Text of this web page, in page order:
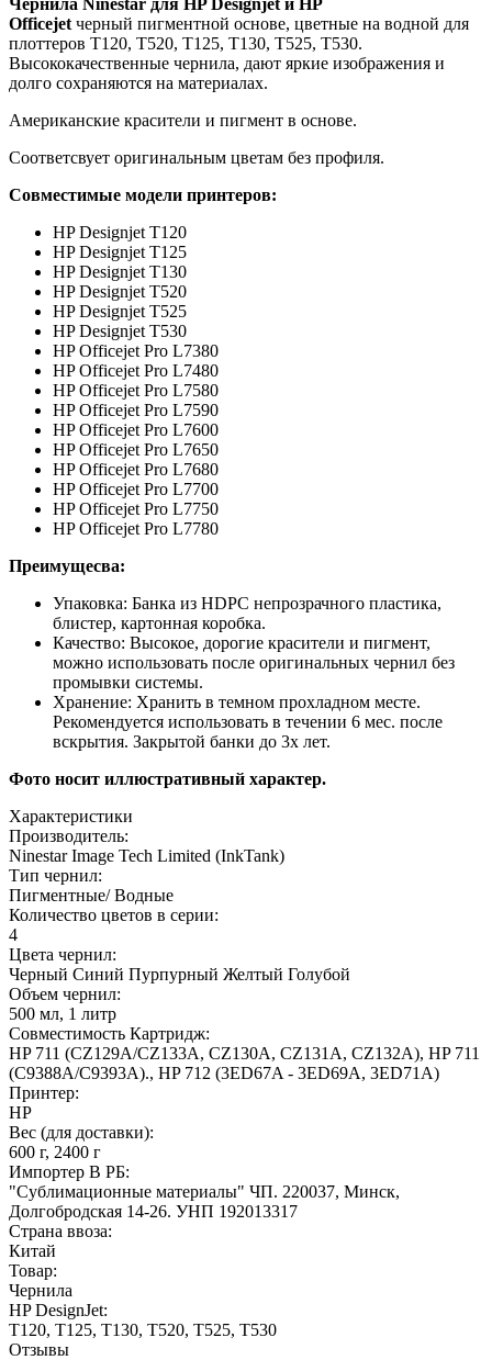
Officejet черный пигментной основе, цветные на водной для
плоттеров T120, T520, T125, T130, T525, T530.
Высококачественные чернила, дают яркие изображения и
долго сохраняются на материалах.
Американские красители и пигмент в основе.
Соответсвует оригинальным цветам без профиля.
Совместимые модели принтеров:
HP Designjet T120
HP Designjet T125
HP Designjet T130
HP Designjet T520
HP Designjet T525
HP Designjet T530
HP Officejet Pro L7380
HP Officejet Pro L7480
HP Officejet Pro L7580
HP Officejet Pro L7590
HP Officejet Pro L7600
HP Officejet Pro L7650
HP Officejet Pro L7680
HP Officejet Pro L7700
HP Officejet Pro L7750
HP Officejet Pro L7780
Преимущесва:
Упаковка: Банка из HDPC непрозрачного пластика,
блистер, картонная коробка.
Качество: Высокое, дорогие красители и пигмент,
можно использовать после оригинальных чернил без
промывки системы.
Хранение: Хранить в темном прохладном месте.
Рекомендуется использовать в течении 6 мес. после
вскрытия. Закрытой банки до 3х лет.
Фото носит иллюстративный характер.
Характеристики
Производитель:
Ninestar Image Tech Limited (InkTank)
Тип чернил:
Пигментные/ Водные
Количество цветов в серии:
4
Цвета чернил:
Черный Синий Пурпурный Желтый Голубой
Объем чернил:
500 мл, 1 литр
Совместимость Картридж:
HP 711 (CZ129A/CZ133A, CZ130A, CZ131A, CZ132A), HP 711
(C9388A/C9393A)., HP 712 (3ED67A - 3ED69A, 3ED71А)
Принтер:
HP
Вес (для доставки):
600 г, 2400 г
Импортер В РБ:
"Сублимационные материалы" ЧП. 220037, Минск,
Долгобродская 14-26. УНП 192013317
Страна ввоза:
Китай
Товар:
Чернила
HP DesignJet:
T120, T125, T130, T520, T525, T530
Отзывы